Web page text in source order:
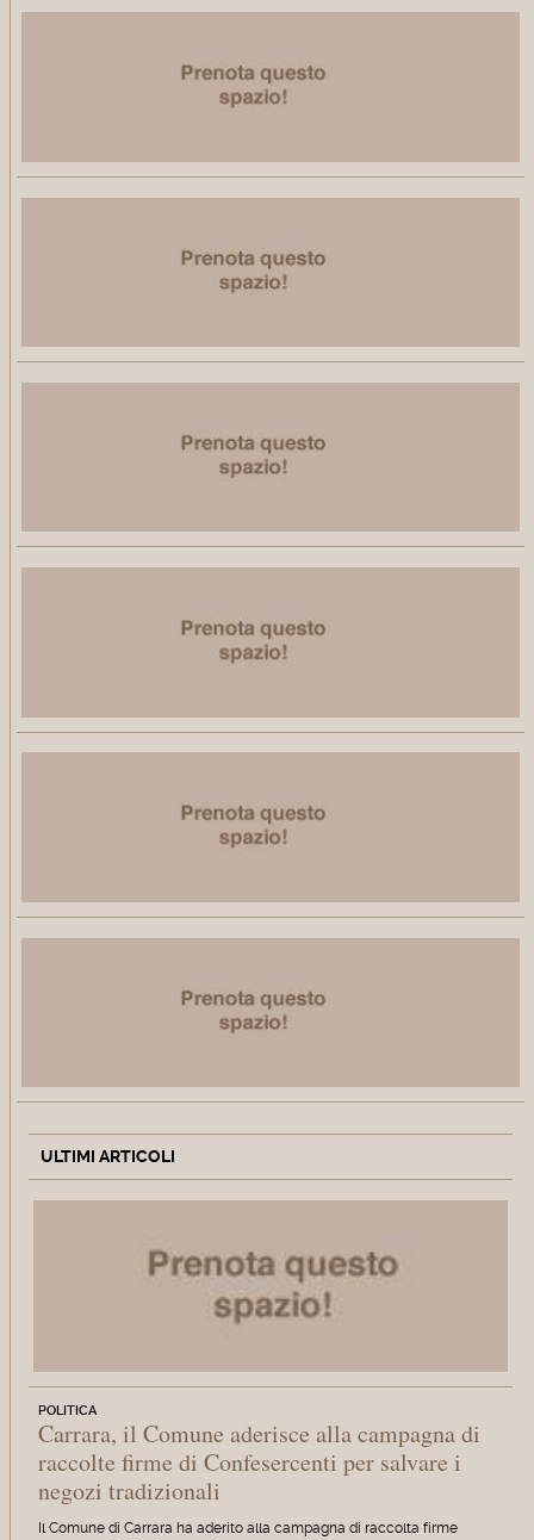
ULTIMI ARTICOLI
POLITICA
Carrara, il Comune aderisce alla campagna di
raccolte firme di Confesercenti per salvare i
negozi tradizionali
Il Comune di Carrara ha aderito alla campagna di raccolta firme